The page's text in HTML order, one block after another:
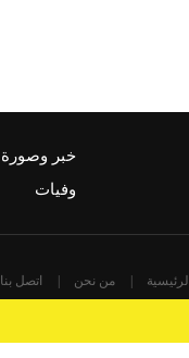
خبر وصورة
وفيات
اتصل بنا من نحن الرئيسية